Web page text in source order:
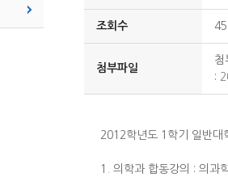
조회수
첨부파일
첨
:
2012학년도 1학기 일반대
1. 의학과 합동강의 : 의과